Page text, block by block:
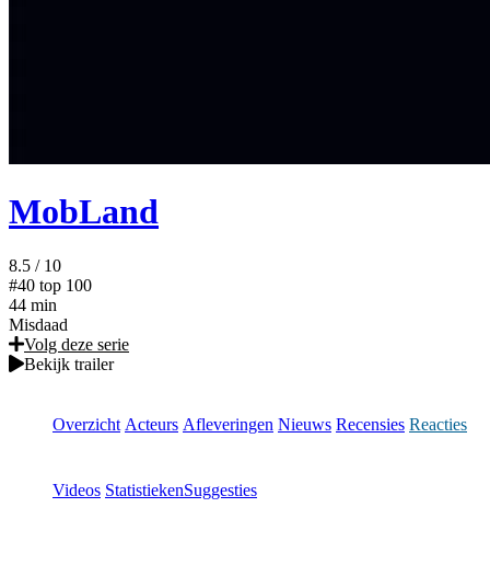
MobLand
8.5 / 10
#40 top 100
44 min
Misdaad
Volg deze serie
Bekijk trailer
Overzicht Acteurs Afleveringen Nieuws Recensies Reacties
Videos StatistiekenSuggesties